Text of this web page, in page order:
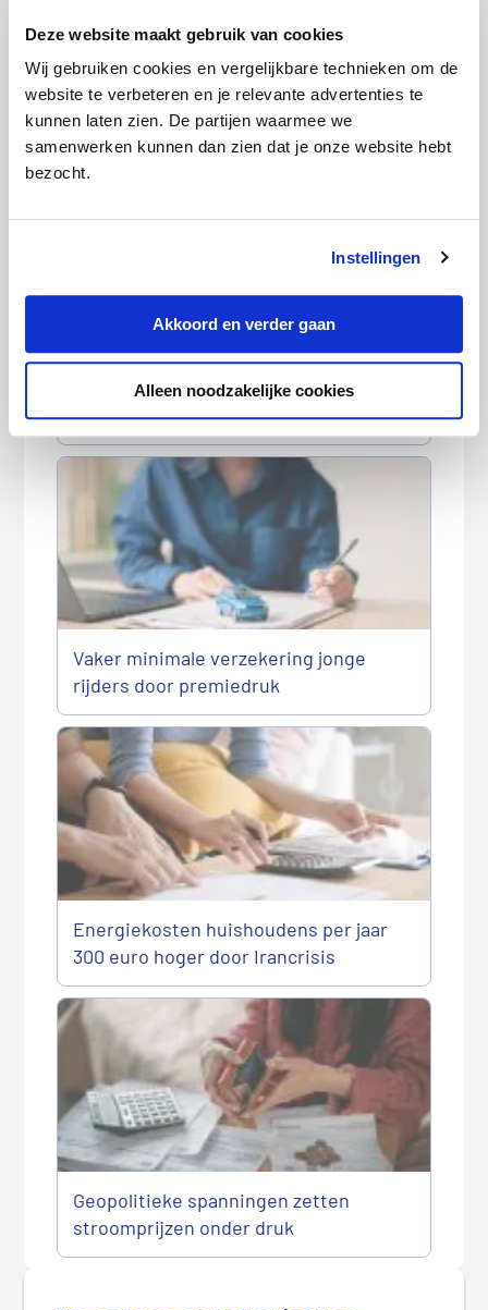
Deze website maakt gebruik van cookies
Wij gebruiken cookies en vergelijkbare technieken om de
website te verbeteren en je relevante advertenties te
kunnen laten zien. De partijen waarmee we
samenwerken kunnen dan zien dat je onze website hebt
bezocht.
Instellingen
Akkoord en verder gaan
Alleen noodzakelijke cookies
‘Buitenkans alweer voorbij maar nieuw
energiecontract blijft lonen’
Autopremie verschilt soms 260 euro
binnen dezelfde straat
Vaker minimale verzekering jonge
rijders door premiedruk
Energiekosten huishoudens per jaar
300 euro hoger door Irancrisis
Geopolitieke spanningen zetten
stroomprijzen onder druk